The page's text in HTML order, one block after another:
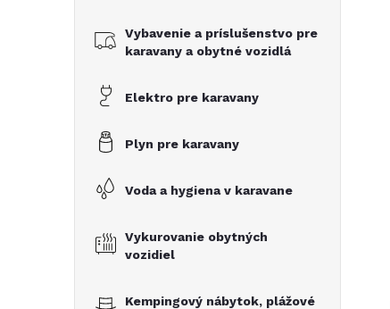
Vybavenie a príslušenstvo pre
karavany a obytné vozidlá
Elektro pre karavany
Plyn pre karavany
Voda a hygiena v karavane
Vykurovanie obytných
vozidiel
Kempingový nábytok, plážové